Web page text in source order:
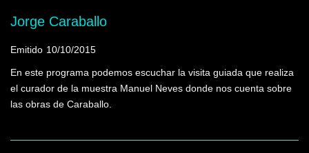
Jorge Caraballo
Emitido 10/10/2015
En este programa podemos escuchar la visita guiada que realiza
el curador de la muestra Manuel Neves donde nos cuenta sobre
las obras de Caraballo.